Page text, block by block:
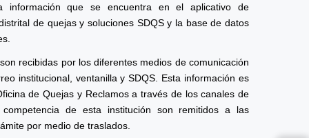
información que se encuentra en el aplicativo de
de quejas y soluciones SDQS y la base de datos
recibidas por los diferentes medios de comunicación
institucional, ventanilla y SDQS. Esta información es
de Quejas y Reclamos a través de los canales de
de esta institución son remitidos a las
por medio de traslados.